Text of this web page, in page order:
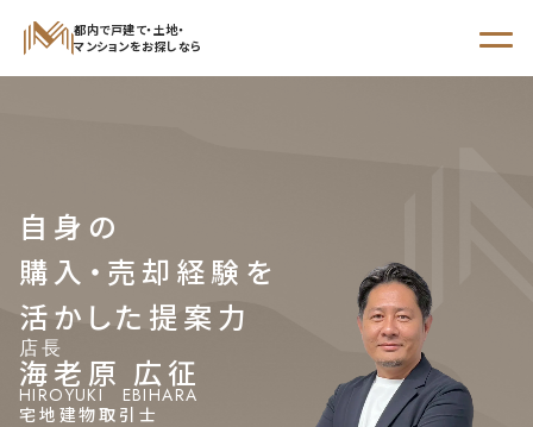
都内で戸建て・土地・
マンションをお探しなら
自身の
購入・売却経験を
活かした提案力
店長
海老原 広征
HIROYUKI EBIHARA
宅地建物取引士
エリア
でさがす
でさがす
でさがす
新着物件